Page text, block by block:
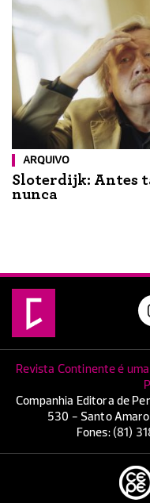
ARQUIVO
Sloterdijk: Antes
nunca
Revista Continente é
Companhia Editora de
530 - Santo
Fones: (81)